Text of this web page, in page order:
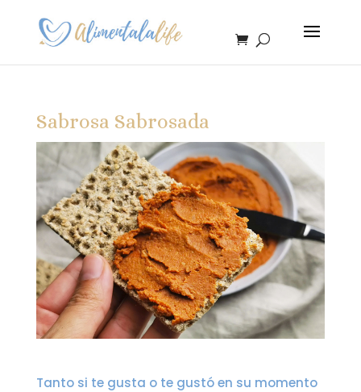
Sabrosa Sabrosada
Tanto si te gusta o te gustó en su momento